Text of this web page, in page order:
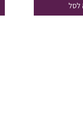
₪1,690.00.
לסל